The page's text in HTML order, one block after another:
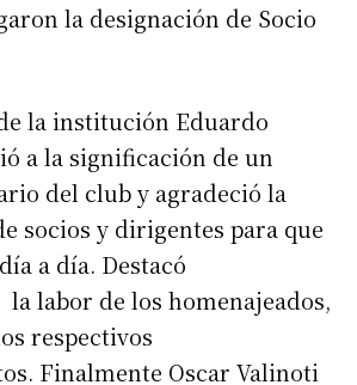
la designación de Socio
la institución Eduardo
a la significación de un
del club y agradeció la
socios y dirigentes para que
a día. Destacó
labor de los homenajeados,
respectivos
Finalmente Oscar Valinoti